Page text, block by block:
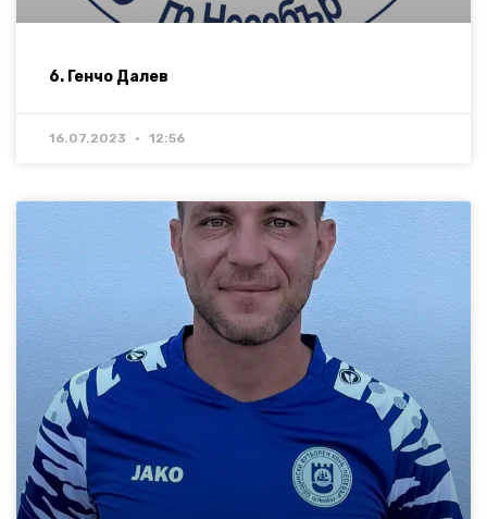
6. Генчо Далев
16.07.2023 12:56